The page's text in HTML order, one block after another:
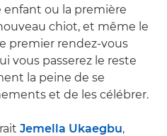
ou la première
chiot, et même le
premier rendez-vous
vous passerez le reste
la peine de se
et de les célébrer.
Jemella Ukaegbu,